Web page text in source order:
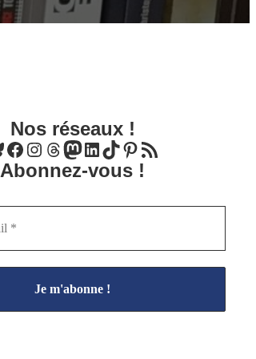
Nos réseaux !
Facebook Instagram Threads Mastodon LinkedIn TikTok Pinterest
Flux RSS
Abonnez-vous !